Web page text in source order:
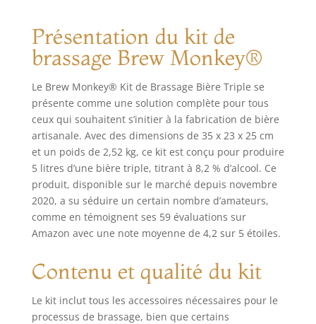
Homme
de houblon et de
levure. Chaque kit
de douche contient
un seau de levure
avec embout de
fermentation qui
peut être utilisé
plusieurs fois. Un
cadeau de bière
idéal pour les
hommes, cadeau
pour papa, cadeau
d'anniversaire,
cadeau de Saint-
Valentin pour lui et
PROCESSUS DE
brassage : vous
préparez votre
propre vraie bière
Présentation du kit de
brassage Brew Monkey®
Le Brew Monkey® Kit de Brassage Bière Triple se
présente comme une solution complète pour tous
ceux qui souhaitent s’initier à la fabrication de bière
artisanale. Avec des dimensions de 35 x 23 x 25 cm
et un poids de 2,52 kg, ce kit est conçu pour produire
5 litres d’une bière triple, titrant à 8,2 % d’alcool. Ce
produit, disponible sur le marché depuis novembre
2020, a su séduire un certain nombre d’amateurs,
comme en témoignent ses 59 évaluations sur
Amazon avec une note moyenne de 4,2 sur 5 étoiles.
Contenu et qualité du kit
Le kit inclut tous les accessoires nécessaires pour le
processus de brassage, bien que certains